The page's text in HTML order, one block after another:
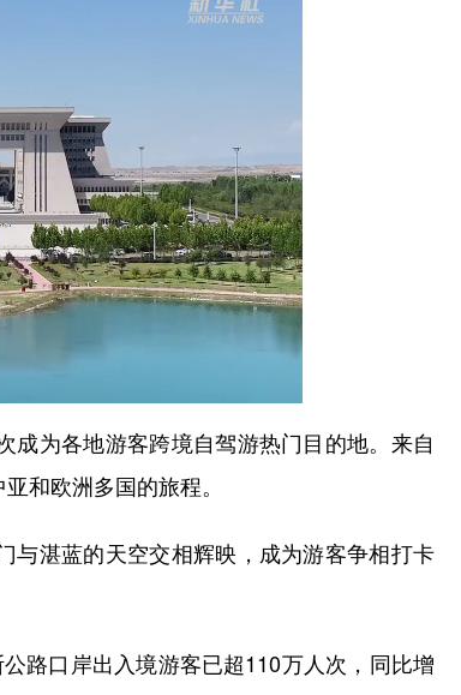
为各地游客跨境自驾游热门目的地。来自
和欧洲多国的旅程。
湛蓝的天空交相辉映，成为游客争相打卡
口岸出入境游客已超110万人次，同比增